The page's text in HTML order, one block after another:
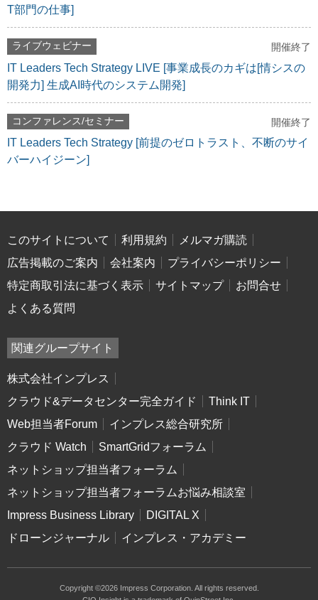
T部門の仕事]
ライブウェビナー 開催終了
IT Leaders Tech Strategy LIVE [事業成長のカギは[情シスの
開発力] 生成AI時代のシステム開発]
コンファレンス/セミナー 開催終了
IT Leaders Tech Strategy [前提のゼロトラスト、不断のサイ
バーハイジーン]
このサイトについて 利用規約
メルマガ購読
広告掲載のご案内
会社案内
プライバシーポリシー
特定商取引法に基づく表示
サイトマップ
お問合せ
よくある質問
関連グループサイト
株式会社インプレス
クラウド&データセンター完全ガイド
Think IT
Web担当者Forum
インプレス総合研究所
クラウド Watch
SmartGridフォーラム
ネットショップ担当者フォーラム
ネットショップ担当者フォーラムお悩み相談室
Impress Business Library
DIGITAL X
ドローンジャーナル
インプレス・アカデミー
Copyright ©2026 Impress Corporation. All rights reserved.